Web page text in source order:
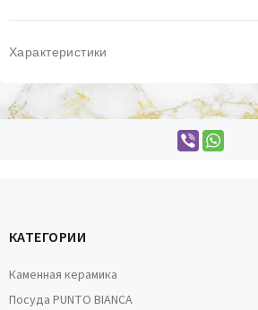
Характеристики
КАТЕГОРИИ
Каменная керамика
Посуда PUNTO BIANCA